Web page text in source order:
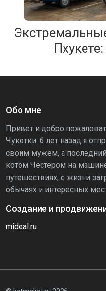
Обо мне
Привет и добро
Чукотки. 6 лет назад я
своим мужем, а
котом Честером на
путешествиях, о жизни
обычаях и интересных
Создание и
mideal.ru